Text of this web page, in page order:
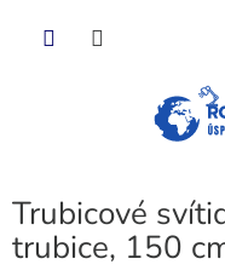
Trubicové
trubice, 150